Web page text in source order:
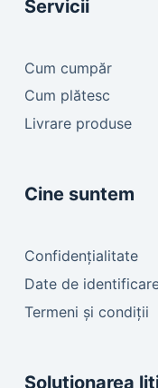
Servicii
Cum cumpăr
Cum plătesc
Livrare produse
Cine suntem
Confidențialitate
Date de
Termeni și condiții
Soluționarea